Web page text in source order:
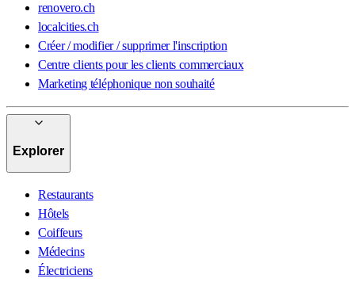
renovero.ch
localcities.ch
Créer / modifier / supprimer l'inscription
Centre clients pour les clients commerciaux
Marketing téléphonique non souhaité
Explorer
Restaurants
Hôtels
Coiffeurs
Médecins
Électriciens